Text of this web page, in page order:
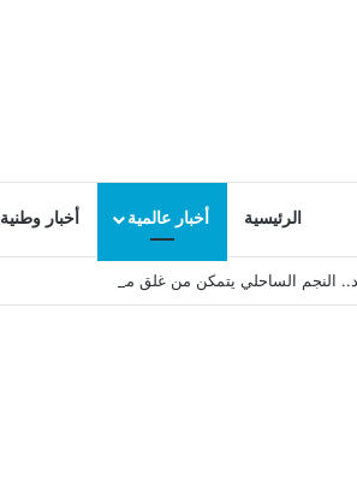
الرئيسية أخبار عالمية أخبار وطنية
النجم الساحلي يتمكن من غلق ملف بوغطاس